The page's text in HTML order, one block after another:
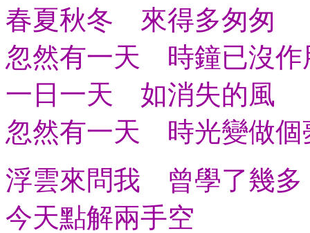
春夏秋冬 來得多匆匆
忽然有一天 時鐘已沒作
一日一天 如消失的風
忽然有一天 時光變做個
浮雲來問我 曾學了幾多
今天點解兩手空